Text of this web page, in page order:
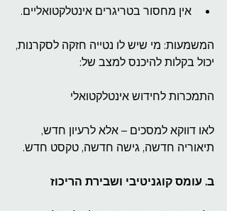
אין מחסור בטריגרים אינטלקטואליים.
המשמעות: מי שיש לו נטייה חזקה לסקרנות,
יכול בקלות להיכנס למצב של:
התמכרות לחידוש אינטלקטואלי
לאו דווקא למסכים – אלא לרעיון חדש,
תיאוריה חדשה, גישה חדשה, טקסט חדש.
ב. עומס קוגניטיבי ושבירת הריכוז